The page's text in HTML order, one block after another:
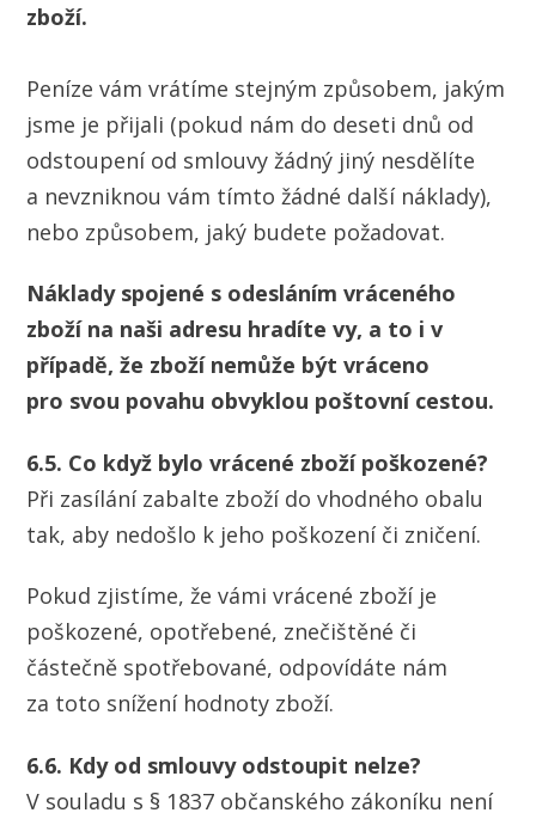
zboží.
Peníze vám vrátíme stejným způsobem, jakým
jsme je přijali (pokud nám do deseti dnů od
odstoupení od smlouvy žádný jiný nesdělíte
a nevzniknou vám tímto žádné další náklady),
nebo způsobem, jaký budete požadovat.
Náklady spojené s odesláním vráceného
zboží na naši adresu hradíte vy, a to i v
případě, že zboží nemůže být vráceno
pro svou povahu obvyklou poštovní cestou.
6.5. Co když bylo vrácené zboží poškozené?
Při zasílání zabalte zboží do vhodného obalu
tak, aby nedošlo k jeho poškození či zničení.
Pokud zjistíme, že vámi vrácené zboží je
poškozené, opotřebené, znečištěné či
částečně spotřebované, odpovídáte nám
za toto snížení hodnoty zboží.
6.6. Kdy od smlouvy odstoupit nelze?
V souladu s § 1837 občanského zákoníku není